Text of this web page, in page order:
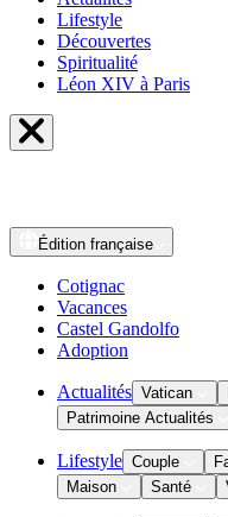
Lifestyle
Découvertes
Spiritualité
Léon XIV à Paris
Édition française
Cotignac
Vacances
Castel Gandolfo
Adoption
Actualités Vatican
Patrimoine Actualités
Lifestyle Couple
Maison
Santé